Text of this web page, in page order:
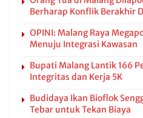
Berharap Konflik Berakhir
OPINI: Malang Raya
Menuju Integrasi Kawasan
Bupati Malang Lantik 166
Integritas dan Kerja 5K
Budidaya Ikan Bioflok
Tebar untuk Tekan Biaya